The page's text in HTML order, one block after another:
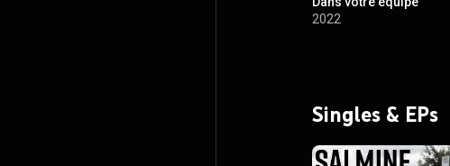
2022
Singles & EPs